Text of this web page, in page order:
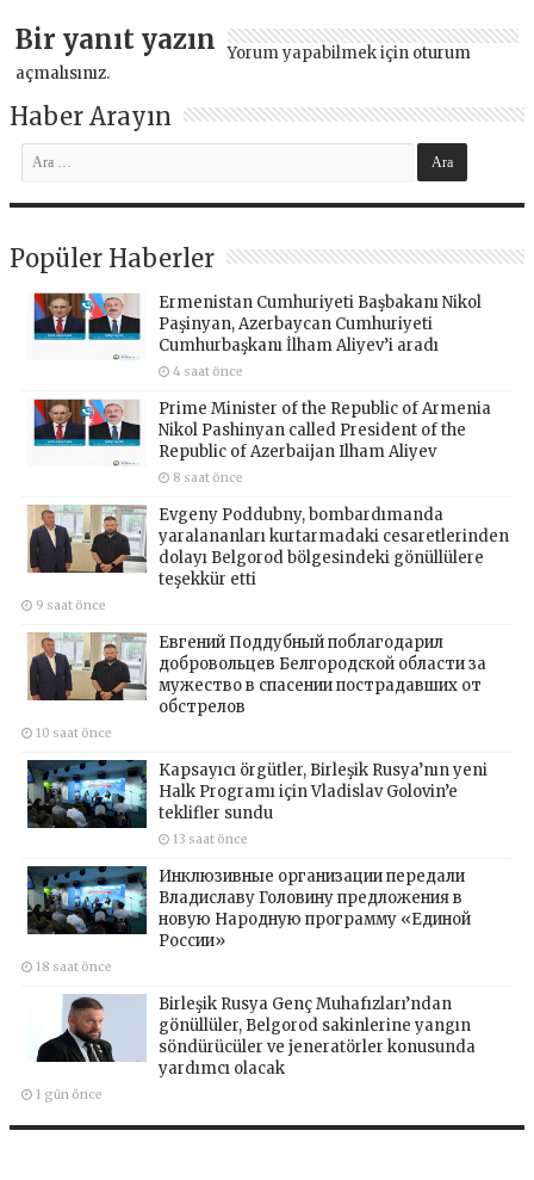
Bir yanıt yazın Yorum yapabilmek için oturum
açmalısınız.
Haber Arayın
Popüler Haberler
Ermenistan Cumhuriyeti Başbakanı Nikol
Paşinyan, Azerbaycan Cumhuriyeti
Cumhurbaşkanı İlham Aliyev’i aradı
4 saat önce
Prime Minister of the Republic of Armenia
Nikol Pashinyan called President of the
Republic of Azerbaijan Ilham Aliyev
8 saat önce
Evgeny Poddubny, bombardımanda
yaralananları kurtarmadaki cesaretlerinden
dolayı Belgorod bölgesindeki gönüllülere
teşekkür etti
9 saat önce
Евгений Поддубный поблагодарил
добровольцев Белгородской области за
мужество в спасении пострадавших от
обстрелов
10 saat önce
Kapsayıcı örgütler, Birleşik Rusya’nın yeni
Halk Programı için Vladislav Golovin’e
teklifler sundu
13 saat önce
Инклюзивные организации передали
Владиславу Головину предложения в
новую Народную программу «Единой
России»
18 saat önce
Birleşik Rusya Genç Muhafızları’ndan
gönüllüler, Belgorod sakinlerine yangın
söndürücüler ve jeneratörler konusunda
yardımcı olacak
1 gün önce